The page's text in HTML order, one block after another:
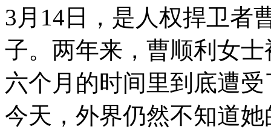
3月14日，是人权捍卫者
子。两年来，曹顺利女
六个月的时间里到底遭
今天，外界仍然不知道